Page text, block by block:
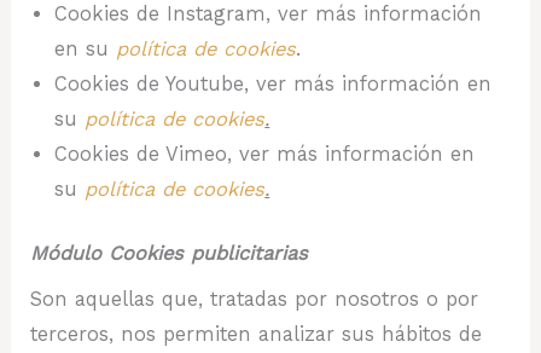
Cookies de Instagram, ver más información
en su política de cookies.
Cookies de Youtube, ver más información en
su política de cookies.
Cookies de Vimeo, ver más información en
su política de cookies.
Módulo Cookies publicitarias
Son aquellas que, tratadas por nosotros o por
terceros, nos permiten analizar sus hábitos de